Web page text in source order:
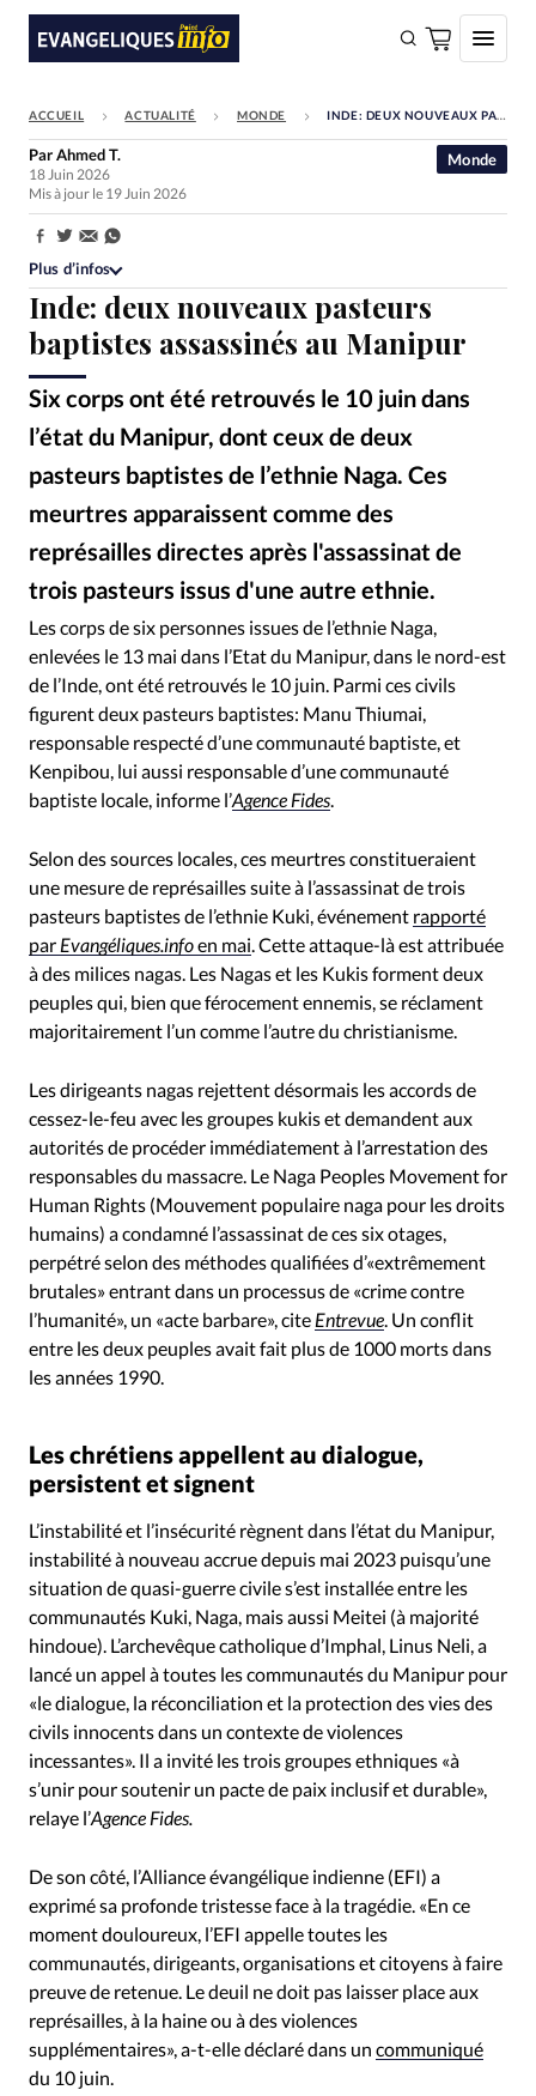
FAIRE UN DON
Faire un don
Société
Monde
Bible
Toute l'actualité
Se connecter
RUBRIQUES
Toute l'actualité Bible Culture
Economie
Eglises
Histoire Laicité
Liberté religieuse
Mission
Monde People Politique
Religions
Société
ACCUEIL ACTUALITÉ MONDE INDE: DEUX NOUVEAUX PASTEURS BAPTISTES ASSASSINÉS AU MANIPUR
Inde: deux nouveaux pasteurs
baptistes assassinés au Manipur
Six corps ont été retrouvés le 10 juin dans
l’état du Manipur, dont ceux de deux
pasteurs baptistes de l’ethnie Naga. Ces
meurtres apparaissent comme des
représailles directes après l'assassinat de
trois pasteurs issus d'une autre ethnie.
Monde
ParAhmed T.
18 Juin 2026
Mis à jour le 19 Juin 2026
Partager:
Plus d’infos
©Lalminthang Vaiphei - Wikimedia Commons / Les six victimes ont été enlevées dans le village de Leilon Vaiphei, le 13 mai
Les corps de six personnes issues de l’ethnie Naga,
enlevées le 13 mai dans l’Etat du Manipur, dans le nord-est
de l’Inde, ont été retrouvés le 10 juin. Parmi ces civils
figurent deux pasteurs baptistes: Manu Thiumai,
responsable respecté d’une communauté baptiste, et
Kenpibou, lui aussi responsable d’une communauté
baptiste locale, informe l’Agence Fides
Selon des sources locales, ces meurtres constitueraient
une mesure de représailles suite à l’assassinat de trois
pasteurs baptistes de l’ethnie Kuki, événement rapporté
par Evangéliques.infoen mai. Cette attaque-là est attribuée
à des milices nagas. Les Nagas et les Kukis forment deux
peuples qui, bien que férocement ennemis, se réclament
majoritairement l’un comme l’autre du christianisme.
Les dirigeants nagas rejettent désormais les accords de
cessez-le-feu avec les groupes kukis et demandent aux
autorités de procéder immédiatement à l’arrestation des
responsables du massacre. Le Naga Peoples Movement for
Human Rights (Mouvement populaire naga pour les droits
humains) a condamné l’assassinat de ces six otages,
perpétré selon des méthodes qualifiées d’«extrêmement
brutales» entrant dans un processus de «crime contre
l’humanité», un «acte barbare», cite Entrevue. Un conflit
entre les deux peuples avait fait plus de 1000 morts dans
les années 1990.
Les chrétiens appellent au dialogue,
persistent et signent
L’instabilité et l’insécurité règnent dans l’état du Manipur,
instabilité à nouveau accrue depuis mai 2023 puisqu’une
situation de quasi-guerre civile s’est installée entre les
communautés Kuki, Naga, mais aussi Meitei (à majorité
hindoue). L’archevêque catholique d’Imphal, Linus Neli, a
lancé un appel à toutes les communautés du Manipur pour
«le dialogue, la réconciliation et la protection des vies des
civils innocents dans un contexte de violences
incessantes». Il a invité les trois groupes ethniques «à
s’unir pour soutenir un pacte de paix inclusif et durable»,
relaye l’Agence Fides.
De son côté, l’Alliance évangélique indienne (EFI) a
exprimé sa profonde tristesse face à la tragédie. «En ce
moment douloureux, l’EFI appelle toutes les
communautés, dirigeants, organisations et citoyens à faire
preuve de retenue. Le deuil ne doit pas laisser place aux
représailles, à la haine ou à des violences
supplémentaires», a-t-elle déclaré dans un communiqué
du 10 juin.